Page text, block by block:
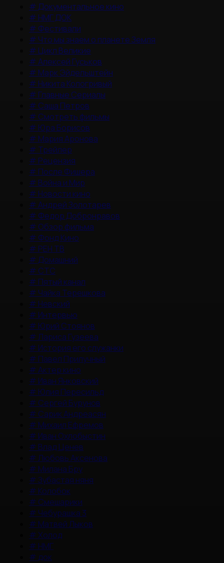
# Документальное кино
# НМГ ДОК
# Фестивали
# Что мы знаем о планете Земля
# Цикл Великие
#Алексей Гуськов
# Марк Эйдельштейн
# Никита Кологривый
# Главные Сериалы
# Саша Петров
# Смотреть фильмы
# Юра Борисов
# Мария Аронова
# Трейлер
# Рецензия
# После Фишера
# Война и Мир
# Новости кино
#Андрей Золотарев
# Федор Добронравов
# Обзор фильма
# Фонд Кино
# РЕН ТВ
# Домашний
# СТС
# Пятый канал
# Чайка Терешкова
# Невский
# Интервью
# Юрий Стоянов
#Лариса Гузеева
# История его служанки
# Павел Прилучный
#Актер кино
# Иван Янковский
# Юлия Пересильд
# Сергей Бурунов
# Сарик Андреасян
# Михаил Ефремов
# Иван Охлобыстин
# Влад Ценев
#Любовь Аксенова
# Милана Бру
#Зубастая няня
# Колобок
# Смешарики
# Чебурашка 3
# Матвей Лыков
#Холод
# НМГ
# док